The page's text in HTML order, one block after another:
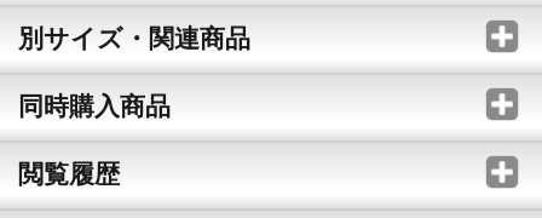
別サイズ・関連商品
同時購入商品
閲覧履歴